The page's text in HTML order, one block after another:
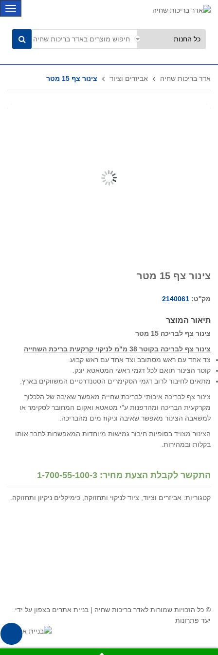
C
t
o
אדר בריכות שחיה אביזרים וציוד צינור צף 15 מטר
צינור צף 15 מטר
מק''ט: 2140061
תיאור המוצר
צינור צף לבריכה 15 מטר
צינור צף לבריכה בקוטר 38 מ"מ לניקוי קרקעית בריכת השחייה
צד אחד עם ראש מסתובב וצד אחד עם ראש קבוע.
קוטר הצינור תואם לכל דגמי ראשי המטאטא יונק.
מתאים לחיבור לרוב דגמי הסקימרים הסטנדרטיים המשווקים בארץ.
צינור צף לבריכה איכותי לבריכת שחייה מאפשר שאיבה של הלכלוך
מקרקעית הבריכה ומהדפנות ע"י מטאטא ואקום המחובר לסקימר או
למשאבה הצינור מאפשר שאיבה וניקוז מים מהבריכה.
הצינור מצויד בסופיות חיבור גמישות מיוחדות המאפשרות לחבר אותו
בקלות ובמהירות.
התקשר לקבלת הצעת מחיר: 1-700-55-100-3
קטגוריות: אביזרים וציוד ציוד לניקוי ותחזוקה כימיקלים ניקיון ותחזוקה
© כל הזכויות שמורות לאדר בריכות שחיה | בניית אתרים בצפון על ידי:
יעד פתרונות